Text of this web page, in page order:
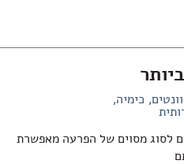
כימיה
לסוג מסוים של הפרעה מאפשרת